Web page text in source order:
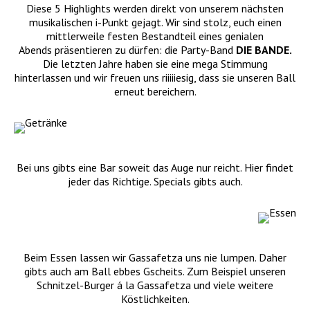
Diese 5 Highlights werden direkt von unserem nächsten
musikalischen i-Punkt gejagt. Wir sind stolz, euch einen
mittlerweile festen Bestandteil eines genialen
Abends präsentieren zu dürfen: die Party-Band DIE BANDE.
Die letzten Jahre haben sie eine mega Stimmung
hinterlassen und wir freuen uns riiiiiesig, dass sie unseren Ball
erneut bereichern.
Bei uns gibts eine Bar soweit das Auge nur reicht. Hier findet
jeder das Richtige. Specials gibts auch.
Beim Essen lassen wir Gassafetza uns nie lumpen. Daher
gibts auch am Ball ebbes Gscheits. Zum Beispiel unseren
Schnitzel-Burger á la Gassafetza und viele weitere
Köstlichkeiten.